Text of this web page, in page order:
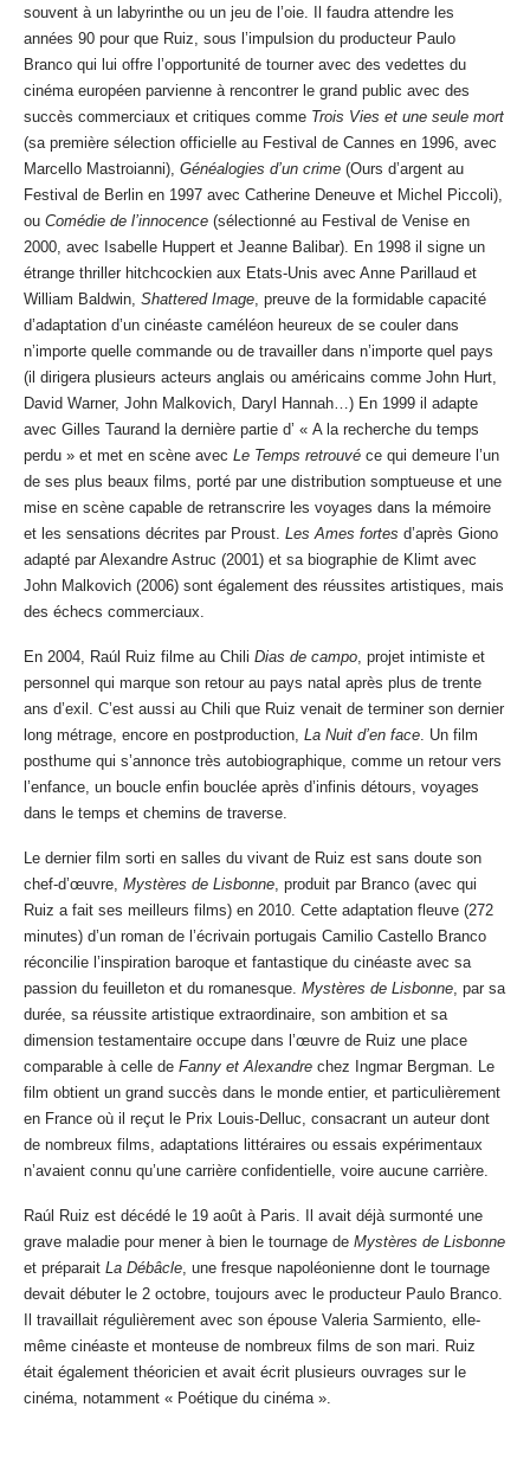
souvent à un labyrinthe ou un jeu de l’oie. Il faudra attendre les
années 90 pour que Ruiz, sous l’impulsion du producteur Paulo
Branco qui lui offre l’opportunité de tourner avec des vedettes du
cinéma européen parvienne à rencontrer le grand public avec des
succès commerciaux et critiques comme Trois Vies et une seule mort
(sa première sélection officielle au Festival de Cannes en 1996, avec
Marcello Mastroianni), Généalogies d’un crime (Ours d’argent au
Festival de Berlin en 1997 avec Catherine Deneuve et Michel Piccoli),
ou Comédie de l’innocence (sélectionné au Festival de Venise en
2000, avec Isabelle Huppert et Jeanne Balibar). En 1998 il signe un
étrange thriller hitchcockien aux Etats-Unis avec Anne Parillaud et
William Baldwin, Shattered Image, preuve de la formidable capacité
d’adaptation d’un cinéaste caméléon heureux de se couler dans
n’importe quelle commande ou de travailler dans n’importe quel pays
(il dirigera plusieurs acteurs anglais ou américains comme John Hurt,
David Warner, John Malkovich, Daryl Hannah…) En 1999 il adapte
avec Gilles Taurand la dernière partie d’ « A la recherche du temps
perdu » et met en scène avec Le Temps retrouvé ce qui demeure l’un
de ses plus beaux films, porté par une distribution somptueuse et une
mise en scène capable de retranscrire les voyages dans la mémoire
et les sensations décrites par Proust. Les Ames fortes d’après Giono
adapté par Alexandre Astruc (2001) et sa biographie de Klimt avec
John Malkovich (2006) sont également des réussites artistiques, mais
des échecs commerciaux.
En 2004, Raúl Ruiz filme au Chili Dias de campo, projet intimiste et
personnel qui marque son retour au pays natal après plus de trente
ans d’exil. C’est aussi au Chili que Ruiz venait de terminer son dernier
long métrage, encore en postproduction, La Nuit d’en face. Un film
posthume qui s’annonce très autobiographique, comme un retour vers
l’enfance, un boucle enfin bouclée après d’infinis détours, voyages
dans le temps et chemins de traverse.
Le dernier film sorti en salles du vivant de Ruiz est sans doute son
chef-d’œuvre, Mystères de Lisbonne, produit par Branco (avec qui
Ruiz a fait ses meilleurs films) en 2010. Cette adaptation fleuve (272
minutes) d’un roman de l’écrivain portugais Camilio Castello Branco
réconcilie l’inspiration baroque et fantastique du cinéaste avec sa
passion du feuilleton et du romanesque. Mystères de Lisbonne, par sa
durée, sa réussite artistique extraordinaire, son ambition et sa
dimension testamentaire occupe dans l’œuvre de Ruiz une place
comparable à celle de Fanny et Alexandre chez Ingmar Bergman. Le
film obtient un grand succès dans le monde entier, et particulièrement
en France où il reçut le Prix Louis-Delluc, consacrant un auteur dont
de nombreux films, adaptations littéraires ou essais expérimentaux
n’avaient connu qu’une carrière confidentielle, voire aucune carrière.
Raúl Ruiz est décédé le 19 août à Paris. Il avait déjà surmonté une
grave maladie pour mener à bien le tournage de Mystères de Lisbonne
et préparait La Débâcle, une fresque napoléonienne dont le tournage
devait débuter le 2 octobre, toujours avec le producteur Paulo Branco.
Il travaillait régulièrement avec son épouse Valeria Sarmiento, elle-
même cinéaste et monteuse de nombreux films de son mari. Ruiz
était également théoricien et avait écrit plusieurs ouvrages sur le
cinéma, notamment « Poétique du cinéma ».